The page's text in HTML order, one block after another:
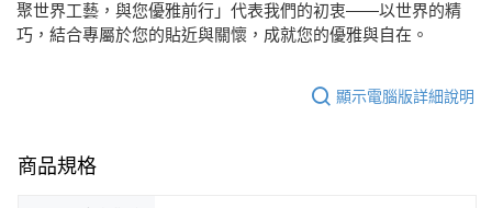
聚世界工藝，與您優雅前行」代表我們的初衷——以世界的精
巧，結合專屬於您的貼近與關懷，成就您的優雅與自在。
顯示電腦版詳細說明
商品規格